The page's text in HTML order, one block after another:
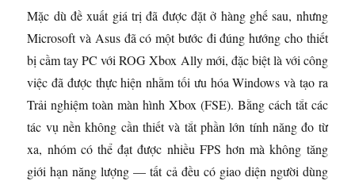
Mặc dù đề xuất giá trị đã được đặt ở hàng ghế sau, nhưng
Microsoft và Asus đã có một bước đi đúng hướng cho thiết
bị cầm tay PC với ROG Xbox Ally mới, đặc biệt là với công
việc đã được thực hiện nhằm tối ưu hóa Windows và tạo ra
Trải nghiệm toàn màn hình Xbox (FSE). Bằng cách tắt các
tác vụ nền không cần thiết và tắt phần lớn tính năng đo từ
xa, nhóm có thể đạt được nhiều FPS hơn mà không tăng
giới hạn năng lượng — tất cả đều có giao diện người dùng